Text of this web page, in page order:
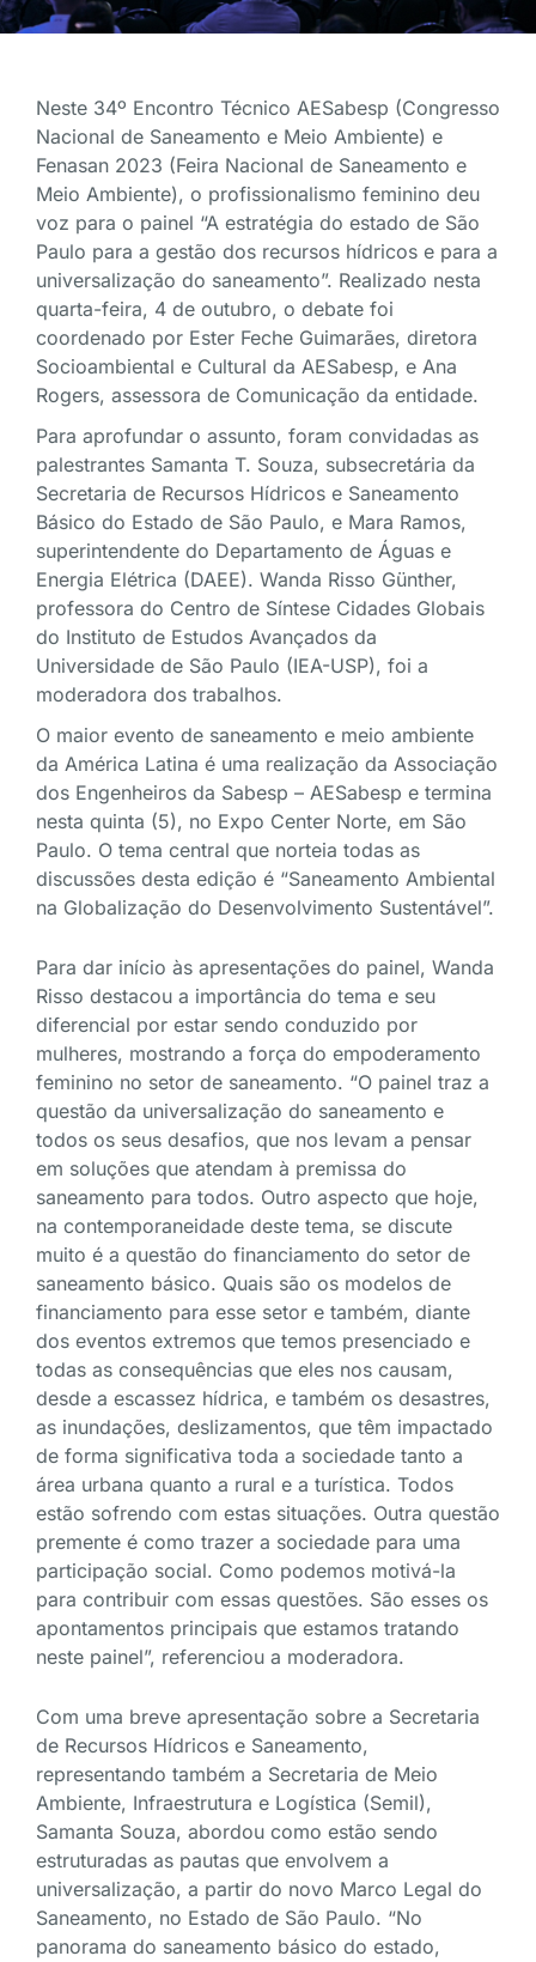
Neste 34º Encontro Técnico AESabesp (Congresso
Nacional de Saneamento e Meio Ambiente) e
Fenasan 2023 (Feira Nacional de Saneamento e
Meio Ambiente), o profissionalismo feminino deu
voz para o painel “A estratégia do estado de São
Paulo para a gestão dos recursos hídricos e para a
universalização do saneamento”. Realizado nesta
quarta-feira, 4 de outubro, o debate foi
coordenado por Ester Feche Guimarães, diretora
Socioambiental e Cultural da AESabesp, e Ana
Rogers, assessora de Comunicação da entidade.
Para aprofundar o assunto, foram convidadas as
palestrantes Samanta T. Souza, subsecretária da
Secretaria de Recursos Hídricos e Saneamento
Básico do Estado de São Paulo, e Mara Ramos,
superintendente do Departamento de Águas e
Energia Elétrica (DAEE). Wanda Risso Günther,
professora do Centro de Síntese Cidades Globais
do Instituto de Estudos Avançados da
Universidade de São Paulo (IEA-USP), foi a
moderadora dos trabalhos.
O maior evento de saneamento e meio ambiente
da América Latina é uma realização da Associação
dos Engenheiros da Sabesp – AESabesp e termina
nesta quinta (5), no Expo Center Norte, em São
Paulo. O tema central que norteia todas as
discussões desta edição é “Saneamento Ambiental
na Globalização do Desenvolvimento Sustentável”.
Para dar início às apresentações do painel, Wanda
Risso destacou a importância do tema e seu
diferencial por estar sendo conduzido por
mulheres, mostrando a força do empoderamento
feminino no setor de saneamento. “O painel traz a
questão da universalização do saneamento e
todos os seus desafios, que nos levam a pensar
em soluções que atendam à premissa do
saneamento para todos. Outro aspecto que hoje,
na contemporaneidade deste tema, se discute
muito é a questão do financiamento do setor de
saneamento básico. Quais são os modelos de
financiamento para esse setor e também, diante
dos eventos extremos que temos presenciado e
todas as consequências que eles nos causam,
desde a escassez hídrica, e também os desastres,
as inundações, deslizamentos, que têm impactado
de forma significativa toda a sociedade tanto a
área urbana quanto a rural e a turística. Todos
estão sofrendo com estas situações. Outra questão
premente é como trazer a sociedade para uma
participação social. Como podemos motivá-la
para contribuir com essas questões. São esses os
apontamentos principais que estamos tratando
neste painel”, referenciou a moderadora.
Com uma breve apresentação sobre a Secretaria
de Recursos Hídricos e Saneamento,
representando também a Secretaria de Meio
Ambiente, Infraestrutura e Logística (Semil),
Samanta Souza, abordou como estão sendo
estruturadas as pautas que envolvem a
universalização, a partir do novo Marco Legal do
Saneamento, no Estado de São Paulo. “No
panorama do saneamento básico do estado,